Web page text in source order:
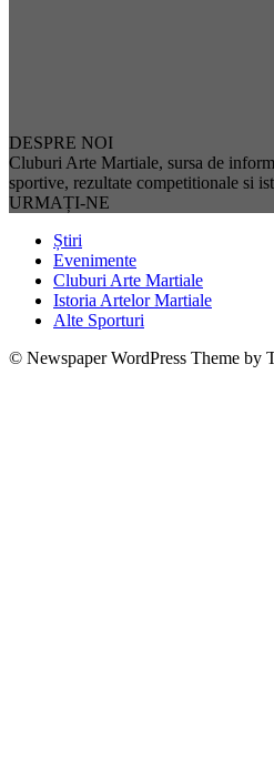
DESPRE NOI
Cluburi Arte Martiale, sursa de
sportive, rezultate competitionale si
URMAȚI-NE
Știri
Evenimente
Cluburi Arte Martiale
Istoria Artelor Martiale
Alte Sporturi
© Newspaper WordPress Theme by